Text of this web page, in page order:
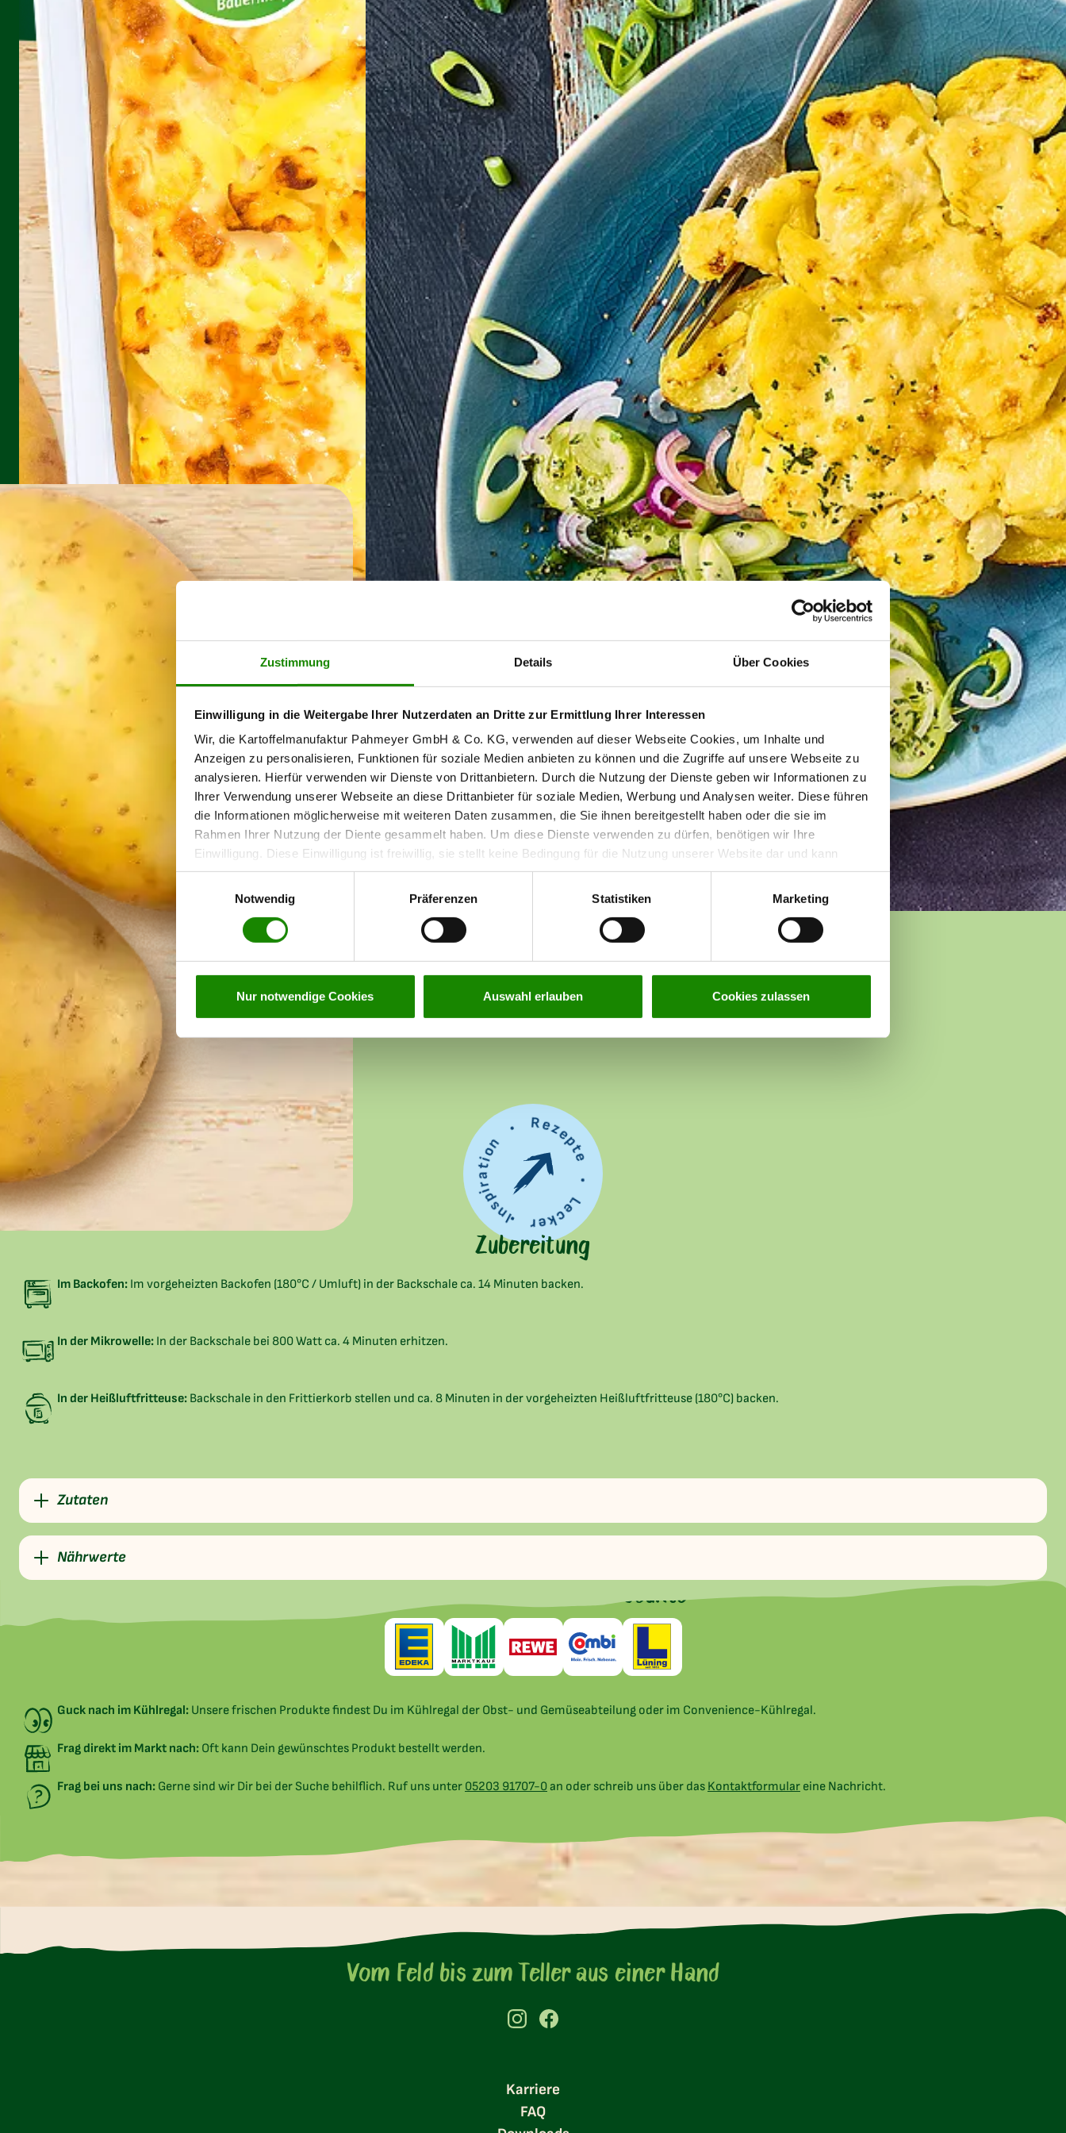
Zustimmung Details Über Cookies
Einwilligung in die Weitergabe Ihrer Nutzerdaten an Dritte zur Ermittlung Ihrer Interessen
Wir, die Kartoffelmanufaktur Pahmeyer GmbH & Co. KG, verwenden auf dieser Webseite Cookies, um Inhalte und
Anzeigen zu personalisieren, Funktionen für soziale Medien anbieten zu können und die Zugriffe auf unsere Webseite zu
analysieren. Hierfür verwenden wir Dienste von Drittanbietern. Durch die Nutzung der Dienste geben wir Informationen zu
Ihrer Verwendung unserer Webseite an diese Drittanbieter für soziale Medien, Werbung und Analysen weiter. Diese führen
die Informationen möglicherweise mit weiteren Daten zusammen, die Sie ihnen bereitgestellt haben oder die sie im
Rahmen Ihrer Nutzung der Diente gesammelt haben. Um diese Dienste verwenden zu dürfen, benötigen wir Ihre
Einwilligung. Diese Einwilligung ist freiwillig, sie stellt keine Bedingung für die Nutzung unserer Website dar und kann
jederzeit widerrufen werden, indem Sie die Einstellungenhieranpassen. Weitere Informationen zur Verarbeitung Ihrer
personenbezogenen Daten auf unserer Webseite finden Sie in unserer
Datenschutzerklärung
Notwendig
Präferenzen Statistiken Marketing
Nur notwendige Cookies Auswahl erlauben Cookies zulassen
Inspiration • Rezepte • Lecker •
Zubereitung
Im Backofen: Im vorgeheizten Backofen (180°C / Umluft) in der Backschale ca. 14 Minuten backen.
In der Mikrowelle: In der Backschale bei 800 Watt ca. 4 Minuten erhitzen.
In der Heißluftfritteuse: Backschale in den Frittierkorb stellen und ca. 8 Minuten in der vorgeheizten Heißluftfritteuse (180°C) backen.
Zutaten
Nährwerte
Hier findest Du unsere Produkte
Guck nach im Kühlregal: Unsere frischen Produkte findest Du im Kühlregal der Obst- und Gemüseabteilung oder im Convenience-Kühlregal.
Frag direkt im Markt nach: Oft kann Dein gewünschtes Produkt bestellt werden.
Frag bei uns nach: Gerne sind wir Dir bei der Suche behilflich. Ruf uns unter 05203 91707-0an oder schreib uns über das Kontaktformular eine Nachricht.
Unsere Lieblings-Produkte
Vom Feld bis zum Teller aus einer Hand
Karriere
FAQ